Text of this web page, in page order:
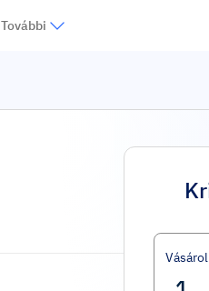
További
Vásárol